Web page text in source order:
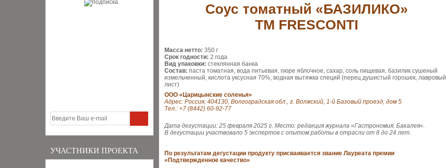
УЧАСТНИКИ ПРОЕКТА
Соус томатный «БАЗИЛИКО»
ТМ FRESCONTI
Масса нетто: 350 г
Срок годности: 2 года
Вид упаковки: стеклянная банка
Состав: паста томатная, вода питьевая, пюре яблочное, сахар, соль пищевая, базилик сушеный
измельченный, кислота уксусная 70%, водная вытяжка специй (перец душистый горошек, лавровый
лист)
ООО «Царицынские соленья»
Адрес: Россия, 404130, Волгоградская обл., г. Волжский, 1-й Базовый проезд, дом 5
Тел.: +7 (8442) 60-92-77
Дата дегустации: 25 февраля 2025 г. Место: редакция журнала «Гастрономия. Бакалея».
В дегустации участвовало 5 экспертов с опытом работы в отрасли от 8 до 24 лет.
По результатам дегустации продукту присваивается звание Лауреата премии
«Подтвержденное качество»